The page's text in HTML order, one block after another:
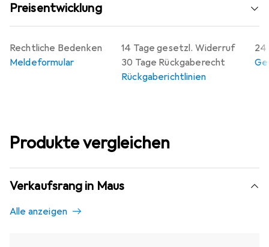
Preisentwicklung
14 Tage gesetzl. Widerruf
30 Tage Rückgaberecht
Rückgaberichtlinien
24
Rechtliche Bedenken
Meldeformular
Produkte vergleichen
Verkaufsrang in Maus
Alle anzeigen